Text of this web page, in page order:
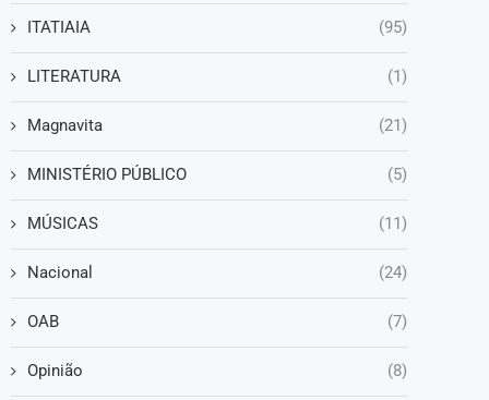
ITATIAIA (95)
LITERATURA (1)
Magnavita (21)
MINISTÉRIO PÚBLICO (5)
MÚSICAS (11)
Nacional (24)
OAB (7)
Opinião (8)